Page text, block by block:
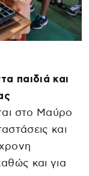
παιδιά και
στο Μαύρο
και
και για